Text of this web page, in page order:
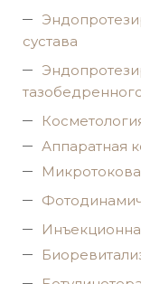
сустава
Аппаратная